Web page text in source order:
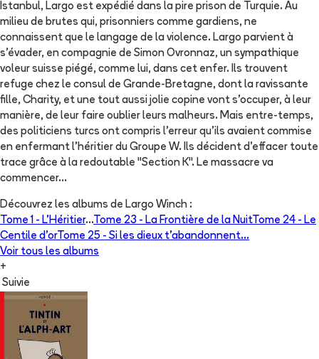
Istanbul, Largo est expédié dans la pire prison de Turquie. Au
milieu de brutes qui, prisonniers comme gardiens, ne
connaissent que le langage de la violence. Largo parvient à
s'évader, en compagnie de Simon Ovronnaz, un sympathique
voleur suisse piégé, comme lui, dans cet enfer. Ils trouvent
refuge chez le consul de Grande-Bretagne, dont la ravissante
fille, Charity, et une tout aussi jolie copine vont s'occuper, à leur
manière, de leur faire oublier leurs malheurs. Mais entre-temps,
des politiciens turcs ont compris l'erreur qu'ils avaient commise
en enfermant l'héritier du Groupe W. Ils décident d'effacer toute
trace grâce à la redoutable "Section K". Le massacre va
commencer...
Découvrez les albums de Largo Winch :
Tome 1 - L'Héritier...Tome 23 - La Frontière de la NuitTome 24 - Le
Centile d'orTome 25 - Si les dieux t'abandonnent...
Voir tous les albums
+
Suivie